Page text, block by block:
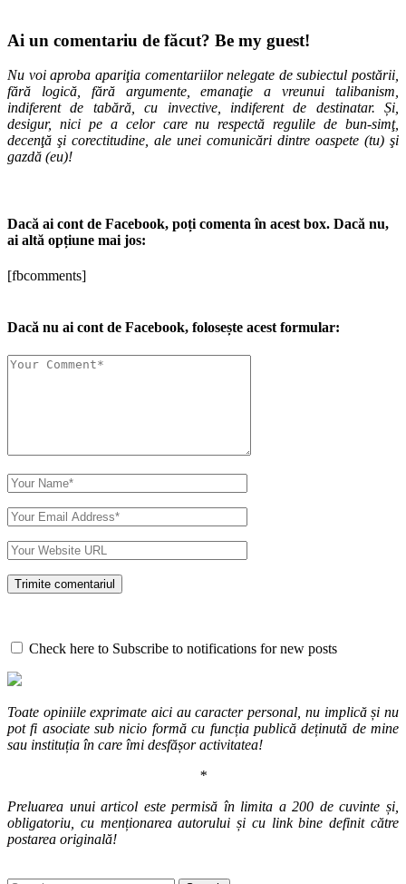
Ai un comentariu de făcut? Be my guest!
Nu voi aproba apariţia comentariilor nelegate de subiectul postării,
fără logică, fără argumente, emanaţie a vreunui talibanism,
indiferent de tabără, cu invective, indiferent de destinatar. Și,
desigur, nici pe a celor care nu respectă regulile de bun-simţ,
decenţă şi corectitudine, ale unei comunicări dintre oaspete (tu) şi
gazdă (eu)!
Dacă ai cont de Facebook, poți comenta în acest box. Dacă nu,
ai altă opțiune mai jos:
[fbcomments]
Dacă nu ai cont de Facebook, folosește acest formular:
Check here to Subscribe to notifications for new posts
Toate opiniile exprimate aici au caracter personal, nu implică și nu
pot fi asociate sub nicio formă cu funcția publică deținută de mine
sau instituția în care îmi desfășor activitatea!
*
Preluarea unui articol este permisă în limita a 200 de cuvinte și,
obligatoriu, cu menționarea autorului și cu link bine definit către
postarea originală!